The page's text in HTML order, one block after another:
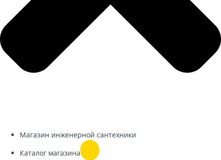
Магазин инженерной сантехники
Каталог магазина